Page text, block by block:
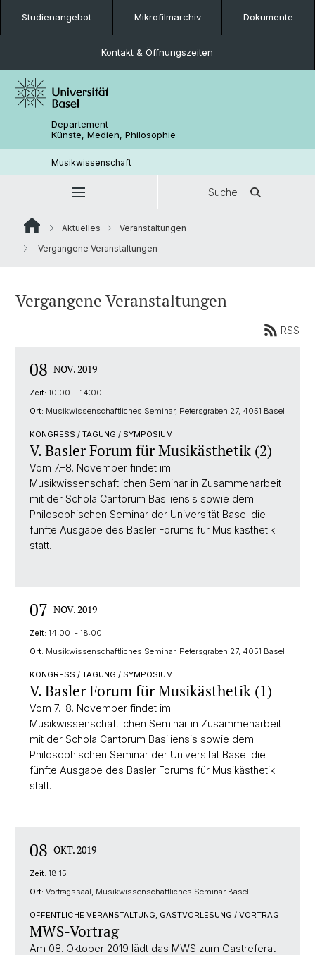
Studienangebot Mikrofilmarchiv Dokumente
Kontakt & Öffnungszeiten
Departement
Künste, Medien, Philosophie
Musikwissenschaft
Suche
Aktuelles
Veranstaltungen
Vergangene Veranstaltungen
Vergangene Veranstaltungen
RSS
08 NOV. 2019
Zeit: 10:00 - 14:00
Ort: Musikwissenschaftliches Seminar, Petersgraben 27, 4051 Basel
KONGRESS / TAGUNG / SYMPOSIUM
V. Basler Forum für Musikästhetik (2)
Vom 7.–8. November findet im
Musikwissenschaftlichen Seminar in Zusammenarbeit
mit der Schola Cantorum Basiliensis sowie dem
Philosophischen Seminar der Universität Basel die
fünfte Ausgabe des Basler Forums für Musikästhetik
statt.
07 NOV. 2019
Zeit: 14:00 - 18:00
Ort: Musikwissenschaftliches Seminar, Petersgraben 27, 4051 Basel
KONGRESS / TAGUNG / SYMPOSIUM
V. Basler Forum für Musikästhetik (1)
Vom 7.–8. November findet im
Musikwissenschaftlichen Seminar in Zusammenarbeit
mit der Schola Cantorum Basiliensis sowie dem
Philosophischen Seminar der Universität Basel die
fünfte Ausgabe des Basler Forums für Musikästhetik
statt.
08 OKT. 2019
Zeit: 18:15
Ort: Vortragssaal, Musikwissenschaftliches Seminar Basel
ÖFFENTLICHE VERANSTALTUNG, GASTVORLESUNG / VORTRAG
MWS-Vortrag
Am 08. Oktober 2019 lädt das MWS zum Gastreferat